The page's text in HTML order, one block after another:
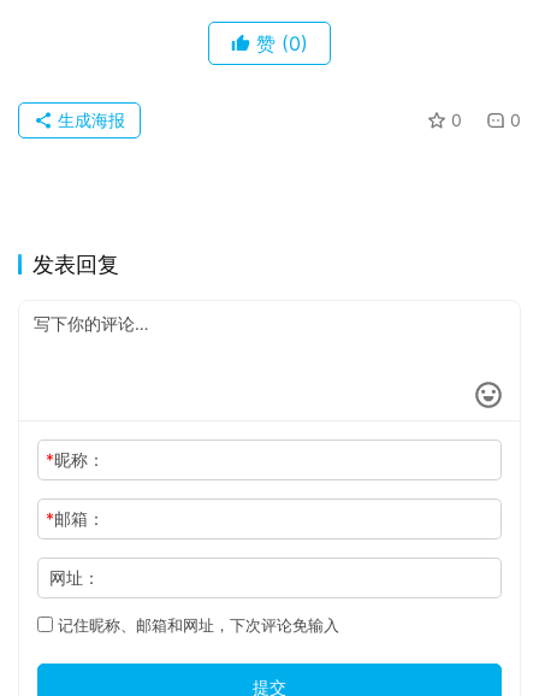
赞 (0)
0 0
生成海报
发表回复
*昵称：
*邮箱：
网址：
记住昵称、邮箱和网址，下次评论免输入
提交